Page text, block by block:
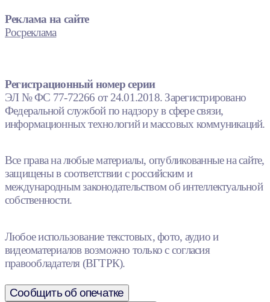
Реклама на сайте
Росреклама
Регистрационный номер серии
ЭЛ № ФС 77-72266 от 24.01.2018. Зарегистрировано
Федеральной службой по надзору в сфере связи,
информационных технологий и массовых коммуникаций.
Все права на любые материалы, опубликованные на сайте,
защищены в соответствии с российским и
международным законодательством об интеллектуальной
собственности.
Любое использование текстовых, фото, аудио и
видеоматериалов возможно только с согласия
правообладателя (ВГТРК).
Сообщить об опечатке